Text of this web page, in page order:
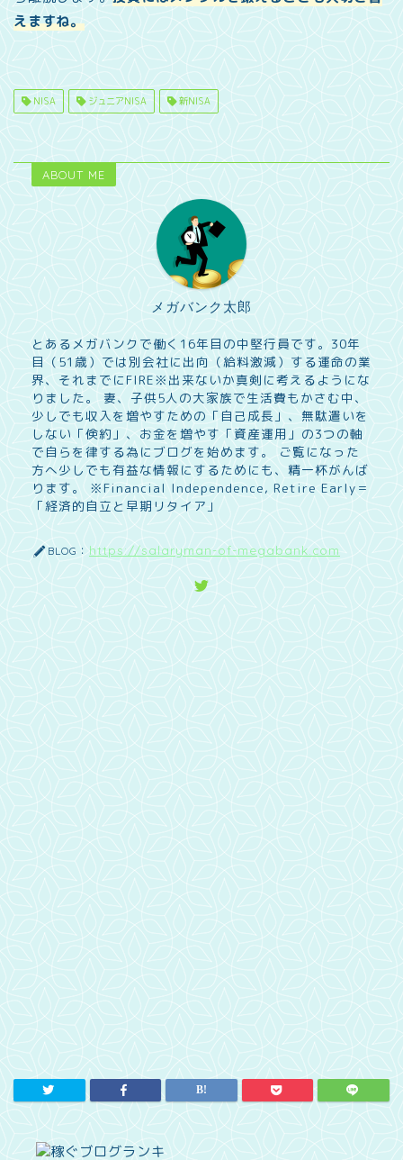
えますね。
NISA ジュニアNISA 新NISA
ABOUT ME
メガバンク太郎
とあるメガバンクで働く16年目の中堅行員です。30年
目（51歳）では別会社に出向（給料激減）する運命の業
界、それまでにFIRE※出来ないか真剣に考えるようにな
りました。 妻、子供5人の大家族で生活費もかさむ中、
少しでも収入を増やすための「自己成長」、無駄遣いを
しない「倹約」、お金を増やす「資産運用」の3つの軸
で自らを律する為にブログを始めます。 ご覧になった
方へ少しでも有益な情報にするためにも、精一杯がんば
ります。 ※Financial Independence, Retire Early＝
「経済的自立と早期リタイア」
BLOG： https://salaryman-of-megabank.com